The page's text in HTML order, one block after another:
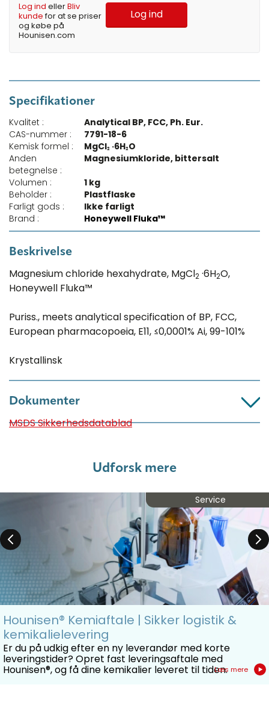
Log ind ellerBliv
kundefor at se priser
og købe på
Hounisen.com
Log ind
Specifikationer
Kvalitet :
Analytical BP, FCC, Ph. Eur.
CAS-nummer :
7791-18-6
Kemisk formel :
MgCl₂ ·6H₂O
Anden
betegnelse :
Magnesiumkloride, bittersalt
Volumen :
1 kg
Beholder :
Plastflaske
Farligt gods :
Ikke farligt
Brand :
Honeywell Fluka™
Beskrivelse
Magnesium chloride hexahydrate, MgCl2 ·6H2O,
Honeywell Fluka™
Puriss., meets analytical specification of BP, FCC,
European pharmacopoeia, E11, ≤0,0001% Ai, 99-101%
Krystallinsk
Dokumenter
MSDS Sikkerhedsdatablad
Udforsk mere
Service
Hounisen® Kemiaftale | Sikker logistik &
kemikalielevering
Er du på udkig efter en ny leverandør med korte
leveringstider? Opret fast leveringsaftale med
Hounisen®, og få dine kemikalier leveret til tiden.Læs mere